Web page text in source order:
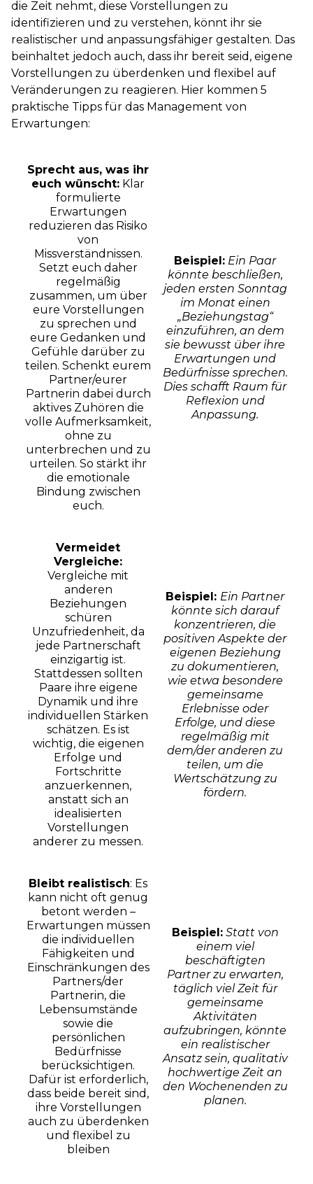
die Zeit nehmt, diese Vorstellungen zu
identifizieren und zu verstehen, könnt ihr sie
realistischer und anpassungsfähiger gestalten. Das
beinhaltet jedoch auch, dass ihr bereit seid, eigene
Vorstellungen zu überdenken und flexibel auf
Veränderungen zu reagieren. Hier kommen 5
praktische Tipps für das Management von
Erwartungen:
Sprecht aus, was ihr
euch wünscht: Klar
formulierte
Erwartungen
reduzieren das Risiko
von
Missverständnissen.
Setzt euch daher
regelmäßig
zusammen, um über
eure Vorstellungen
zu sprechen und
eure Gedanken und
Gefühle darüber zu
teilen. Schenkt eurem
Partner/eurer
Partnerin dabei durch
aktives Zuhören die
volle Aufmerksamkeit,
ohne zu
unterbrechen und zu
urteilen. So stärkt ihr
die emotionale
Bindung zwischen
euch.
Beispiel: Ein Paar
könnte beschließen,
jeden ersten Sonntag
im Monat einen
„Beziehungstag“
einzuführen, an dem
sie bewusst über ihre
Erwartungen und
Bedürfnisse sprechen.
Dies schafft Raum für
Reflexion und
Anpassung.
Vermeidet
Vergleiche:
Vergleiche mit
anderen
Beziehungen
schüren
Unzufriedenheit, da
jede Partnerschaft
einzigartig ist.
Stattdessen sollten
Paare ihre eigene
Dynamik und ihre
individuellen Stärken
schätzen. Es ist
wichtig, die eigenen
Erfolge und
Fortschritte
anzuerkennen,
anstatt sich an
idealisierten
Vorstellungen
anderer zu messen.
Beispiel: Ein Partner
könnte sich darauf
konzentrieren, die
positiven Aspekte der
eigenen Beziehung
zu dokumentieren,
wie etwa besondere
gemeinsame
Erlebnisse oder
Erfolge, und diese
regelmäßig mit
dem/der anderen zu
teilen, um die
Wertschätzung zu
fördern.
Bleibt realistisch: Es
kann nicht oft genug
betont werden –
Erwartungen müssen
die individuellen
Fähigkeiten und
Einschränkungen des
Partners/der
Partnerin, die
Lebensumstände
sowie die
persönlichen
Bedürfnisse
berücksichtigen.
Dafür ist erforderlich,
dass beide bereit sind,
ihre Vorstellungen
auch zu überdenken
und flexibel zu
bleiben
Beispiel: Statt von
einem viel
beschäftigten
Partner zu erwarten,
täglich viel Zeit für
gemeinsame
Aktivitäten
aufzubringen, könnte
ein realistischer
Ansatz sein, qualitativ
hochwertige Zeit an
den Wochenenden zu
planen.